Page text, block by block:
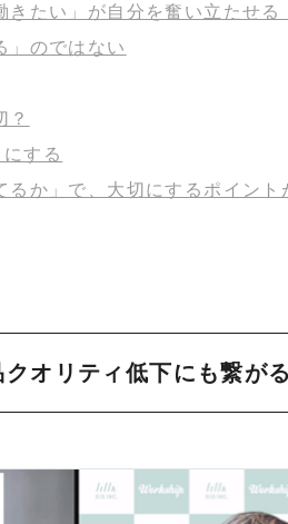
たい」が自分を奮い立たせる
」のではない
？
する
か」で、大切にするポイント
オリティ低下にも繋が